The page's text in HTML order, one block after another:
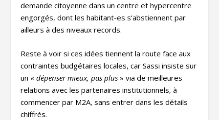
demande citoyenne dans un centre et hypercentre
engorgés, dont les habitant-es s’abstiennent par
ailleurs à des niveaux records.
Reste à voir si ces idées tiennent la route face aux
contraintes budgétaires locales, car Sassi insiste sur
un «dépenser mieux, pas plus » via de meilleures
relations avec les partenaires institutionnels, à
commencer par M2A, sans entrer dans les détails
chiffrés.